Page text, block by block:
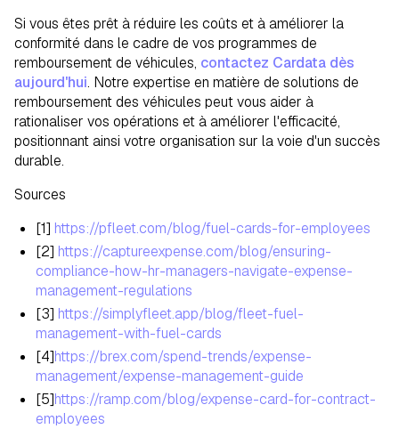
Si vous êtes prêt à réduire les coûts et à améliorer la
conformité dans le cadre de vos programmes de
remboursement de véhicules, contactez Cardata dès
aujourd'hui. Notre expertise en matière de solutions de
remboursement des véhicules peut vous aider à
rationaliser vos opérations et à améliorer l'efficacité,
positionnant ainsi votre organisation sur la voie d'un succès
durable.
Sources
[1] https://pfleet.com/blog/fuel-cards-for-employees
[2] https://captureexpense.com/blog/ensuring-
compliance-how-hr-managers-navigate-expense-
management-regulations
[3] https://simplyfleet.app/blog/fleet-fuel-
management-with-fuel-cards
[4]https://brex.com/spend-trends/expense-
management/expense-management-guide
[5]https://ramp.com/blog/expense-card-for-contract-
employees